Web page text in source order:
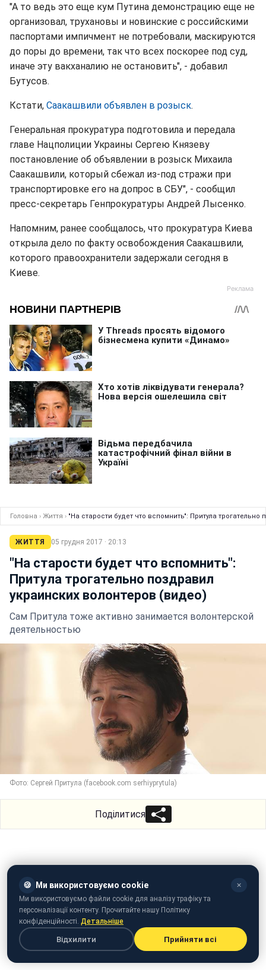
"А то ведь это еще кум Путина демонстрацию еще не
организовал, трухановы и новинские с российскими
паспортами импичмент не потребовали, маскируются
до поры до времени, так что всех поскорее под суд,
иначе эту вакханалию не остановить", - добавил
Бутусов.
Кстати, Саакашвили объявлен в розыск.
Генеральная прокуратура подготовила и передала
главе Нацполиции Украины Сергею Князеву
постановление об объявлении в розыск Михаила
Саакашвили, который сбежал из-под стражи при
транспортировке его на допрос в СБУ", - сообщил
пресс-секретарь Генпрокуратуры Андрей Лысенко.
Напомним, ранее сообщалось, что прокуратура Киева
открыла дело по факту освобождения Саакашвили,
которого правоохранители задержали сегодня в
Киеве.
Головна › Життя › "На старости будет что вспомнить": Притула
ЖИТТЯ 05 грудня 2017 · 20:13
"На старости будет что вспомнить":
Притула трогательно поздравил
украинских волонтеров (видео)
Сам Притула тоже активно занимается волонтерской
деятельностью
Фото: Сергей Притула (facebook.com serhiyprytula)
Поділитися
🍪 Ми використовуємо cookie ✕
Ми використовуємо файли cookie для аналізу трафіку та
персоналізації контенту. Прочитайте нашу Політику
конфіденційності. Детальніше
Відхилити Прийняти всі